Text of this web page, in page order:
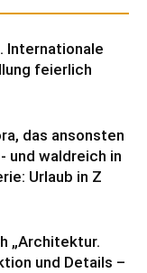
Internationale
feierlich
das ansonsten
und waldreich in
Urlaub in Z
„Architektur.
und Details –